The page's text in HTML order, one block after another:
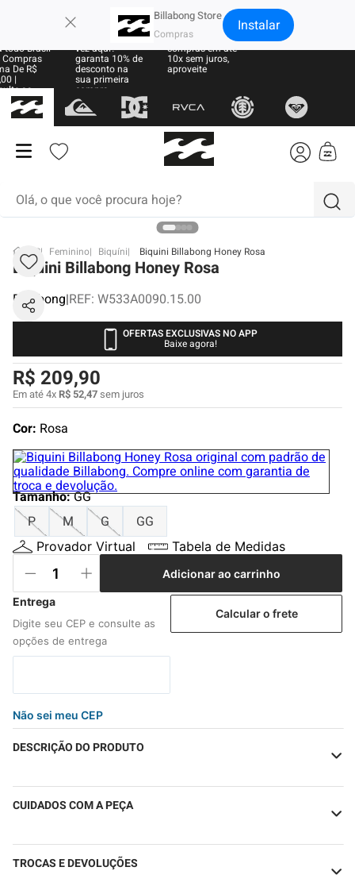
Billabong Store Instalar
todo Brasil
De R$
|
as
Sua primeira
vez aqui?
garanta 10% de
desconto na
sua primeira
compra
Parcele suas
compras em até
10x sem juros,
aproveite
BB Feminino Biquíni Biquini Billabong Honey Rosa
Biquini Billabong Honey Rosa
Billabong|REF: W533A0090.15.00
OFERTAS EXCLUSIVAS NO APP
Baixe agora!
R$ 209,90
Em até4xR$ 52,47sem juros
Cor: Rosa
Tamanho:GG
P
M G GG
Provador Virtual Tabela de Medidas
Adicionar ao carrinho
Não sei meu CEP
Calcular o frete
DESCRIÇÃO DO PRODUTO
CUIDADOS COM A PEÇA
TROCAS E DEVOLUÇÕES
termos mais buscados
º
moletom
2º
boné
4º
boardshort
5º
camiseta
8º
carteira
9º
mochila
10º chinelo